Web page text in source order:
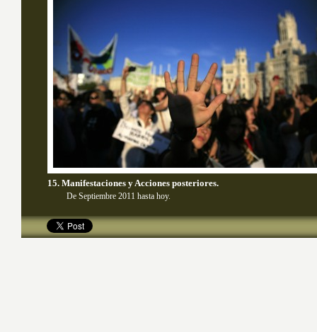
15. Manifestaciones y Acciones posteriores.
De Septiembre 2011 hasta hoy.